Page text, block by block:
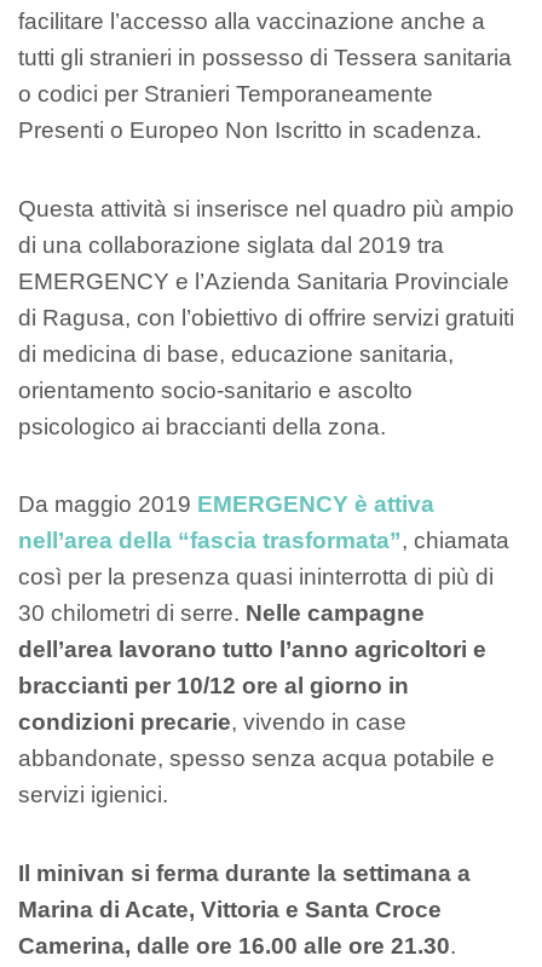
facilitare l’accesso alla vaccinazione anche a
tutti gli stranieri in possesso di Tessera sanitaria
o codici per Stranieri Temporaneamente
Presenti o Europeo Non Iscritto in scadenza.
Questa attività si inserisce nel quadro più ampio
di una collaborazione siglata dal 2019 tra
EMERGENCY e l’Azienda Sanitaria Provinciale
di Ragusa, con l’obiettivo di offrire servizi gratuiti
di medicina di base, educazione sanitaria,
orientamento socio-sanitario e ascolto
psicologico ai braccianti della zona.
Da maggio 2019 EMERGENCY è attiva
nell’area della “fascia trasformata”, chiamata
così per la presenza quasi ininterrotta di più di
30 chilometri di serre. Nelle campagne
dell’area lavorano tutto l’anno agricoltori e
braccianti per 10/12 ore al giorno in
condizioni precarie, vivendo in case
abbandonate, spesso senza acqua potabile e
servizi igienici.
Il minivan si ferma durante la settimana a
Marina di Acate, Vittoria e Santa Croce
Camerina, dalle ore 16.00 alle ore 21.30.